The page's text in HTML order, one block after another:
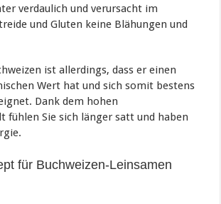
verdaulich und verursacht im
und Gluten keine Blähungen und
ist allerdings, dass er einen
Wert hat und sich somit bestens
Dank dem hohen
fühlen Sie sich länger satt und haben
für Buchweizen-Leinsamen